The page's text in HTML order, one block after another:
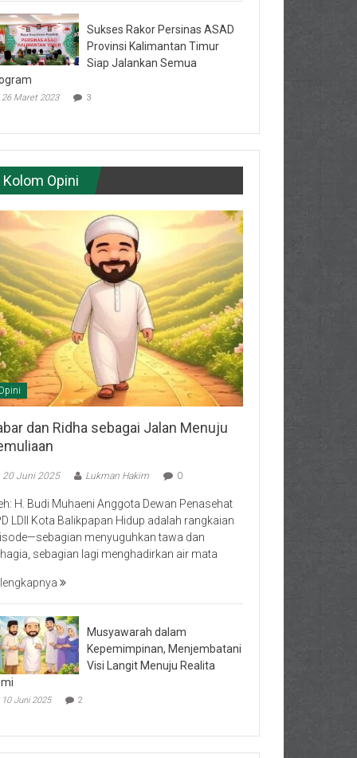
Sukses Rakor Persinas ASAD
Provinsi Kalimantan Timur
Siap Jalankan Semua
26 Maret 2023 3
Kolom Opini
dan Ridha sebagai Jalan Menuju
20 Juni 2025 Lukman Hakim 0
H. Budi Muhaeni Anggota Dewan Penasehat
LDII Kota Balikpapan Hidup adalah rangkaian
menyuguhkan tawa dan
sebagian lagi menghadirkan air mata
Musyawarah dalam
Kepemimpinan, Menjembatani
Visi Langit Menuju Realita
10 Juni 2025 2